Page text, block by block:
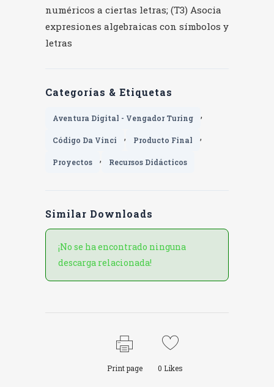
numéricos a ciertas letras; (T3) Asocia
expresiones algebraicas con símbolos y
letras
Categorías & Etiquetas
Aventura Digital - Vengador Turing ,
Código Da Vinci , Producto Final ,
Proyectos , Recursos Didácticos
Similar Downloads
¡No se ha encontrado ninguna
descarga relacionada!
Print page 0 Likes